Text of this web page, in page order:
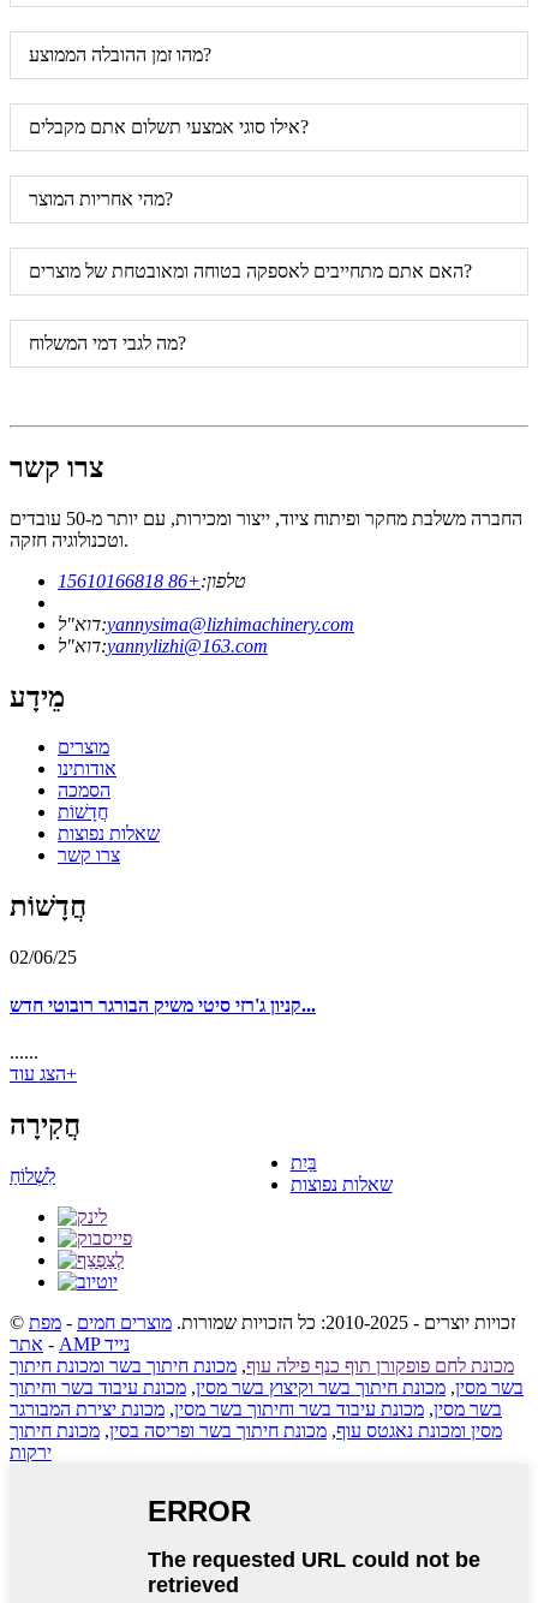
בַּיִת
שאלות נפוצות
מהו זמן ההובלה הממוצע?
אילו סוגי אמצעי תשלום אתם מקבלים?
מהי אחריות המוצר?
האם אתם מתחייבים לאספקה ​​בטוחה ומאובטחת של מוצרים?
מה לגבי דמי המשלוח?
צרו קשר
החברה משלבת מחקר ופיתוח ציוד, ייצור ומכירות, עם יותר מ-50 עובדים
וטכנולוגיה חזקה.
טלפון:+86 15610166818
דוא"ל:yannysima@lizhimachinery.com
דוא"ל:yannylizhi@163.com
מֵידָע
מוצרים
אודותינו
הסמכה
חֲדָשׁוֹת
שאלות נפוצות
צרו קשר
חֲדָשׁוֹת
02/06/25
קניון ג'רזי סיטי משיק הבורגר רובוטי חדש...
......
הצג עוד+
חֲקִירָה
לִשְׁלוֹחַ
© זכויות יוצרים - 2010-2025: כל הזכויות שמורות. מוצרים חמים - מפת
אתר -
AMP נייד
מכונת לחם פופקורן תוף כנף פילה עוף, מכונת חיתוך בשר ומכונת חיתוך
בשר מסין, מכונת חיתוך בשר וקיצוץ בשר מסין, מכונת עיבוד בשר וחיתוך
בשר מסין, מכונת עיבוד בשר וחיתוך בשר מסין, מכונת יצירת המבורגר
מסין ומכונת נאגטס עוף, מכונת חיתוך בשר ופריסה בסין, מכונת חיתוך
ירקות